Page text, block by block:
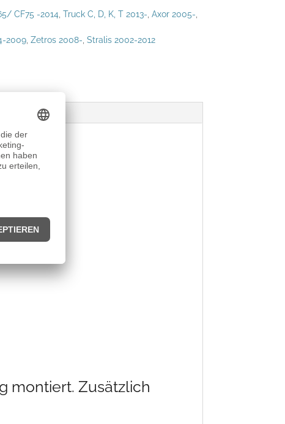
CF75 -2014, Truck C, D, K, T 2013- Axor 2005-
2009, Zetros 2008- Stralis 2002-2012
montiert. Zusätzlich